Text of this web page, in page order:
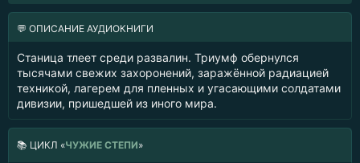
💬 ОПИСАНИЕ АУДИОКНИГИ
Станица тлеет среди развалин. Триумф обернулся
тысячами свежих захоронений, заражённой радиацией
техникой, лагерем для пленных и угасающими солдатами
дивизии, пришедшей из иного мира.
📚 ЦИКЛ «ЧУЖИЕ СТЕПИ»